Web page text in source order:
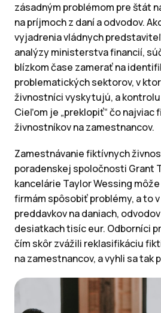
zásadným problémom pre štát
na príjmoch z daní a odvodov.
vyjadrenia vládnych
analýzy ministerstva financií,
blízkom čase zamerať na
problematických sektorov, v
živnostníci vyskytujú, a
Cieľom je „preklopiť“ čo najviac
živnostníkov na zamestnancov.
Zamestnávanie fiktívnych
poradenskej spoločnosti Grant
kancelárie Taylor Wessing
firmám spôsobiť problémy, a to
preddavkov na daniach,
desiatkach tisíc eur. Odborníci
čím skôr zvážili reklasifikáciu
na zamestnancov, a vyhli sa tak